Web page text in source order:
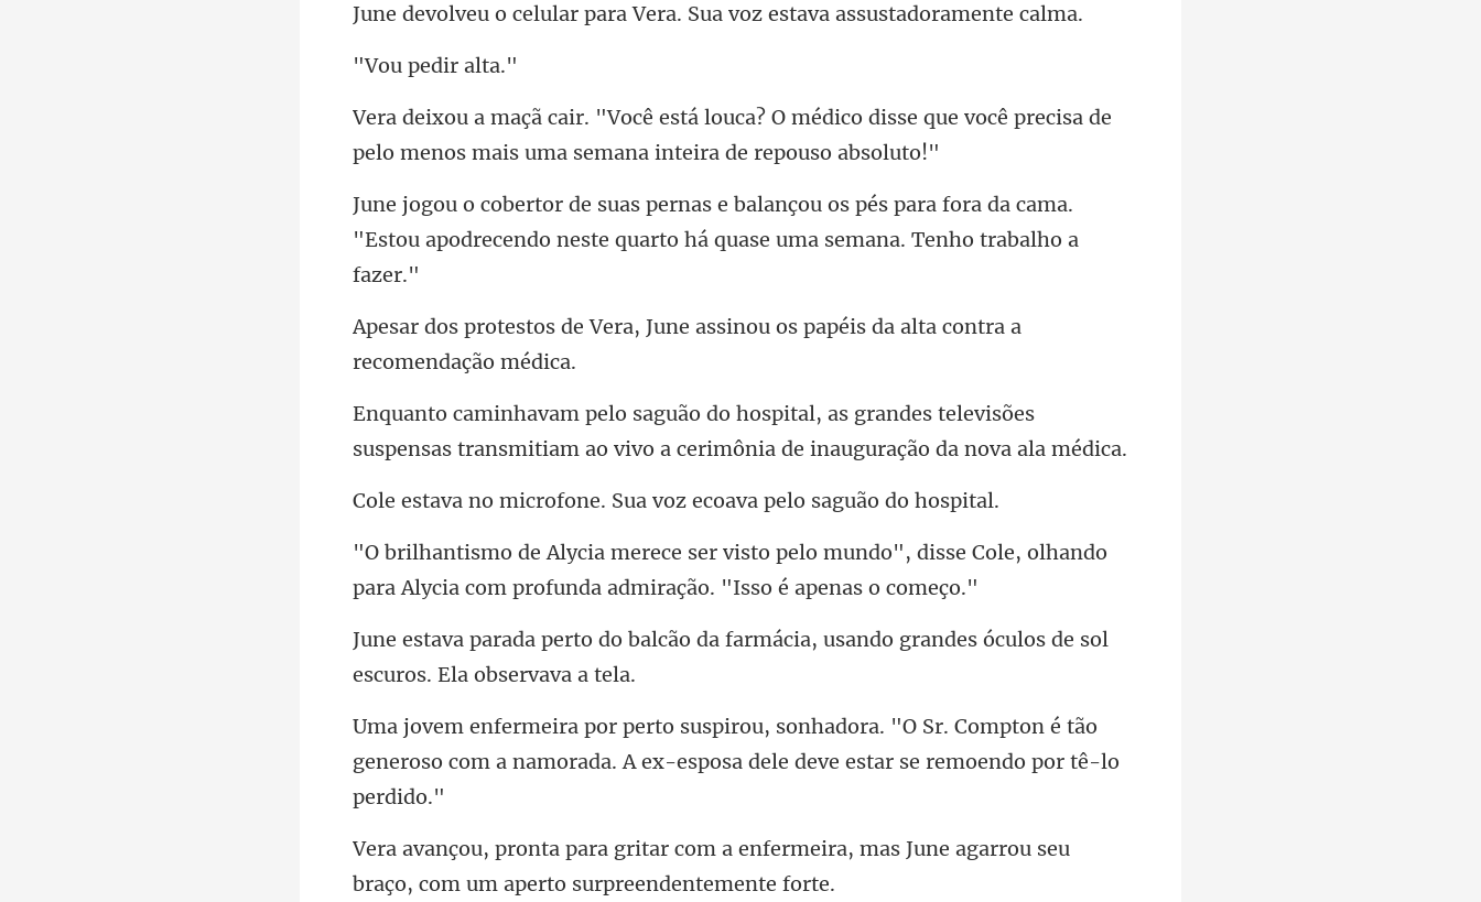
para Vera. Sua voz estav
pedir
médico disse que você precisa de
pelo menos
pés para fora da cama.
"Estou apodrecendo neste q
June assinou os papéis da alta
grandes televisões
suspensas transmitiam ao vi
one. Sua voz ecoava p
lo mundo", disse Cole, olhando
para Alycia co
da farmácia, usando grandes óculos
"O Sr. Compton é tão
generoso com a namorada. A ex-e
enfermeira, mas June agarrou seu
braço,